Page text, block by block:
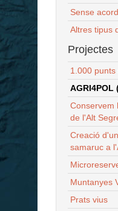
Sense
Altres tipus
Projectes
1.000 punts
AGRI4POL
Conservem
de l'Alt
Creació
samaruc a
Muntanyes
Prats vius